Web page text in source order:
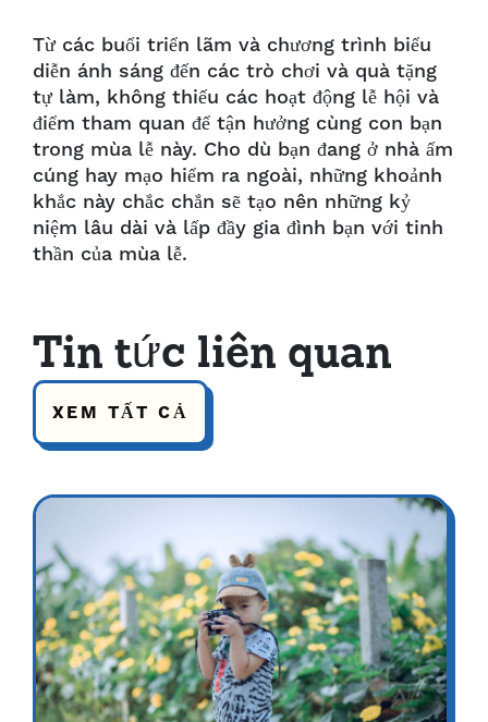
Từ các buổi triển lãm và chương trình biểu
diễn ánh sáng đến các trò chơi và quà tặng
tự làm, không thiếu các hoạt động lễ hội và
điểm tham quan để tận hưởng cùng con bạn
trong mùa lễ này. Cho dù bạn đang ở nhà ấm
cúng hay mạo hiểm ra ngoài, những khoảnh
khắc này chắc chắn sẽ tạo nên những kỷ
niệm lâu dài và lấp đầy gia đình bạn với tinh
thần của mùa lễ.
Tin tức liên quan
XEM TẤT CẢ